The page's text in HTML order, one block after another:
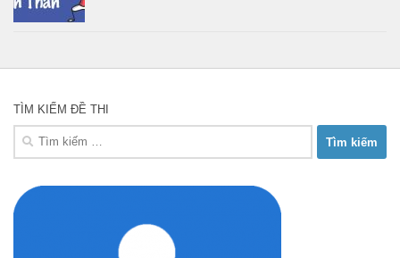
TÌM KIẾM ĐỀ THI
Tìm
kiếm